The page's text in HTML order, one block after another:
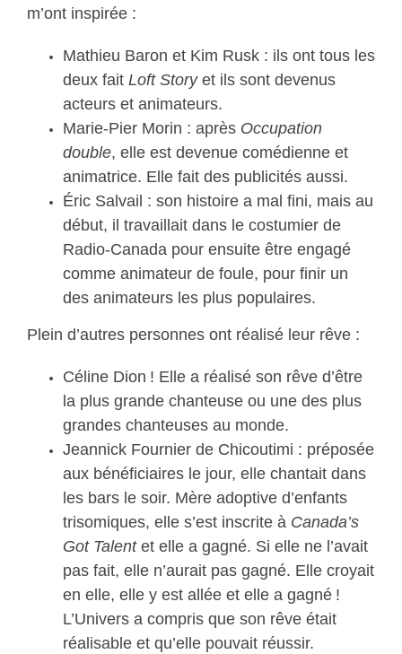
m’ont inspirée :
Mathieu Baron et Kim Rusk : ils ont tous les
deux fait Loft Storyet ils sont devenus
acteurs et animateurs.
Marie-Pier Morin : après Occupation
double, elle est devenue comédienne et
animatrice. Elle fait des publicités aussi.
Éric Salvail : son histoire a mal fini, mais au
début, il travaillait dans le costumier de
Radio-Canada pour ensuite être engagé
comme animateur de foule, pour finir un
des animateurs les plus populaires.
Plein d’autres personnes ont réalisé leur rêve :
Céline Dion ! Elle a réalisé son rêve d’être
la plus grande chanteuse ou une des plus
grandes chanteuses au monde.
Jeannick Fournier de Chicoutimi : préposée
aux bénéficiaires le jour, elle chantait dans
les bars le soir. Mère adoptive d’enfants
trisomiques, elle s’est inscrite à Canada’s
Got Talentet elle a gagné. Si elle ne l’avait
pas fait, elle n’aurait pas gagné. Elle croyait
en elle, elle y est allée et elle a gagné !
L’Univers a compris que son rêve était
réalisable et qu’elle pouvait réussir.